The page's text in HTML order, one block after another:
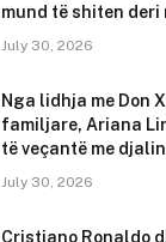
mund të shiten deri
July 30, 2026
Nga lidhja me Don
familjare, Ariana
të veçantë me
July 30, 2026
Cristiano Ronaldo